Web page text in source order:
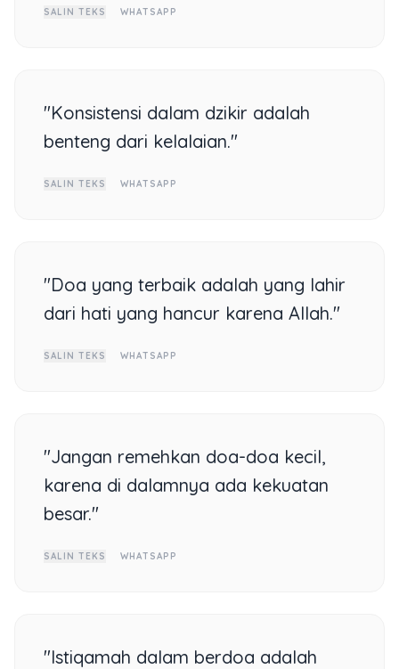
SALIN TEKS WHATSAPP
"Konsistensi dalam dzikir adalah
benteng dari kelalaian."
SALIN TEKS WHATSAPP
"Doa yang terbaik adalah yang lahir
dari hati yang hancur karena Allah."
SALIN TEKS WHATSAPP
"Jangan remehkan doa-doa kecil,
karena di dalamnya ada kekuatan
besar."
SALIN TEKS WHATSAPP
"Istiqamah dalam berdoa adalah